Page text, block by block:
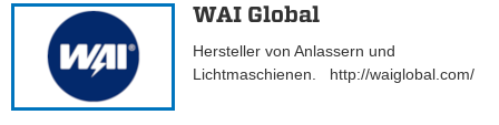
WAI Global
Hersteller von Anlassern und
Lichtmaschienen. http://waiglobal.com/